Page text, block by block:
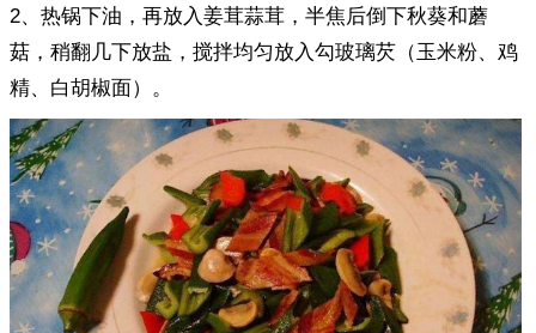
2、热锅下油，再放入姜茸蒜茸，半焦后倒下秋葵和蘑
菇，稍翻几下放盐，搅拌均匀放入勾玻璃芡（玉米粉、鸡
精、白胡椒面）。